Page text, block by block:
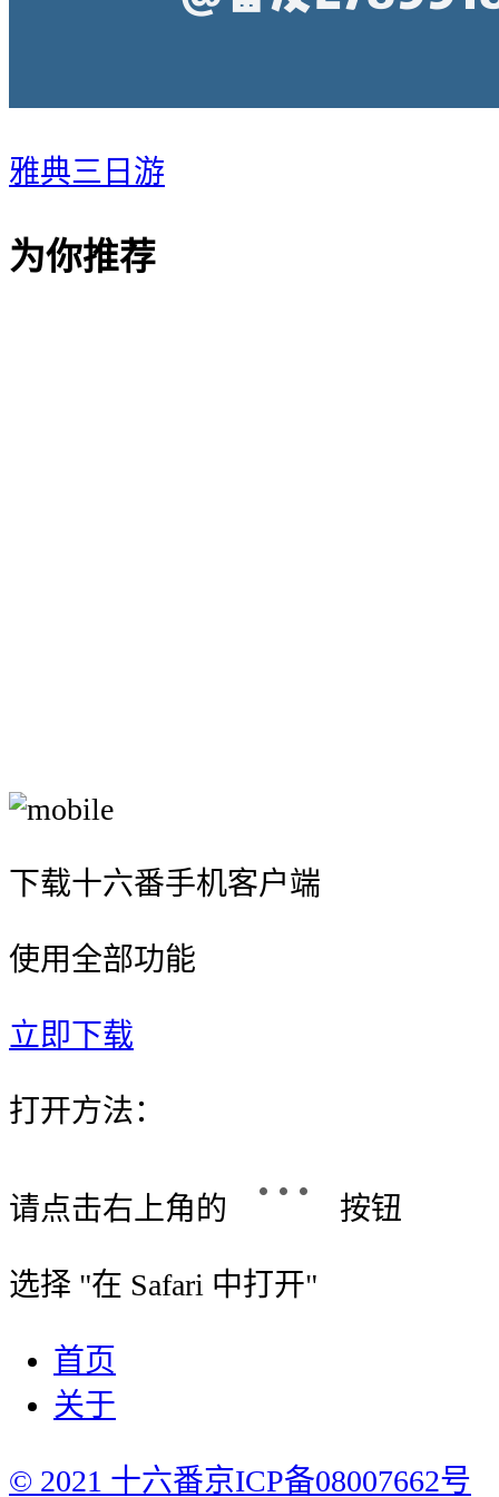
雅典三日游
为你推荐
下载十六番手机客户端
使用全部功能
立即下载
打开方法：
请点击右上角的 按钮
选择 "在 Safari 中打开"
首页
关于
© 2021 十六番京ICP备08007662号